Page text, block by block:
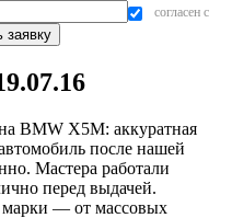
согласен с
BMW X5M: аккуратная
после нашей
Мастера работали
перед выдачей.
марки — от массовых